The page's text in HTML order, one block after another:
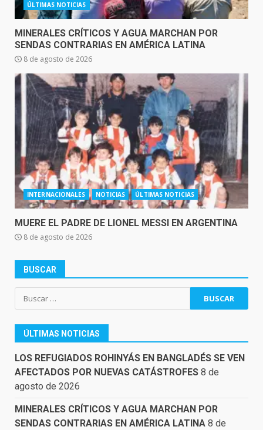
ÚLTIMAS NOTICIAS
MINERALES CRÍTICOS Y AGUA MARCHAN POR
SENDAS CONTRARIAS EN AMÉRICA LATINA
8 de agosto de 2026
INTERNACIONALES NOTICIAS ÚLTIMAS NOTICIAS
MUERE EL PADRE DE LIONEL MESSI EN ARGENTINA
8 de agosto de 2026
BUSCAR
Buscar:
ÚLTIMAS NOTICIAS
LOS REFUGIADOS ROHINYÁS EN BANGLADÉS SE VEN
AFECTADOS POR NUEVAS CATÁSTROFES 8 de
agosto de 2026
MINERALES CRÍTICOS Y AGUA MARCHAN POR
SENDAS CONTRARIAS EN AMÉRICA LATINA 8 de